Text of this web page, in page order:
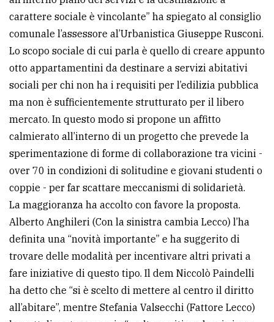
carattere sociale è vincolante” ha spiegato al consiglio
comunale l’assessore al’Urbanistica Giuseppe Rusconi.
Lo scopo sociale di cui parla è quello di creare appunto
otto appartamentini da destinare a servizi abitativi
sociali per chi non ha i requisiti per l’edilizia pubblica
ma non è sufficientemente strutturato per il libero
mercato. In questo modo si propone un affitto
calmierato all’interno di un progetto che prevede la
sperimentazione di forme di collaborazione tra vicini -
over 70 in condizioni di solitudine e giovani studenti o
coppie - per far scattare meccanismi di solidarietà.
La maggioranza ha accolto con favore la proposta.
Alberto Anghileri (Con la sinistra cambia Lecco) l’ha
definita una “novità importante” e ha suggerito di
trovare delle modalità per incentivare altri privati a
fare iniziative di questo tipo. Il dem Niccolò Paindelli
ha detto che “si è scelto di mettere al centro il diritto
all’abitare”, mentre Stefania Valsecchi (Fattore Lecco)